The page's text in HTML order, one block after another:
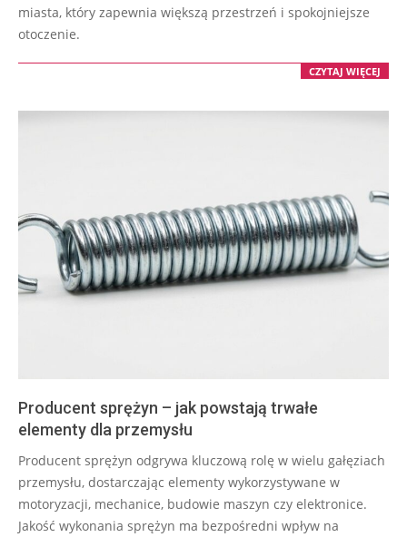
miasta, który zapewnia większą przestrzeń i spokojniejsze
otoczenie.
CZYTAJ WIĘCEJ
Producent sprężyn – jak powstają trwałe
elementy dla przemysłu
01
Producent sprężyn odgrywa kluczową rolę w wielu gałęziach
przemysłu, dostarczając elementy wykorzystywane w
motoryzacji, mechanice, budowie maszyn czy elektronice.
Jakość wykonania sprężyn ma bezpośredni wpływ na